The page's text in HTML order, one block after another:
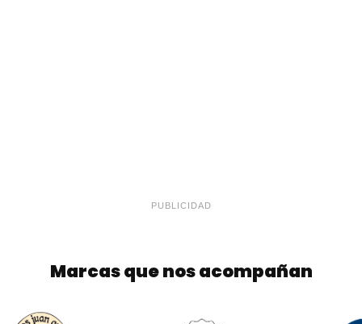
PUBLICIDAD
Marcas que nos acompañan